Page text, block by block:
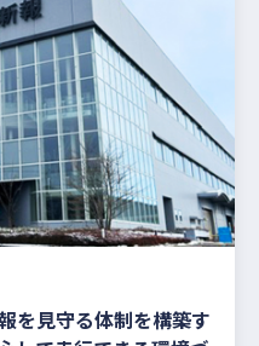
を見守る体制を構築す